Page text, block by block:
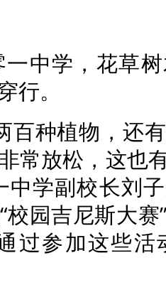
中学，花草
行。
百种植物，还
常放松，这也
中学副校长刘
校园吉尼斯大
过参加这些